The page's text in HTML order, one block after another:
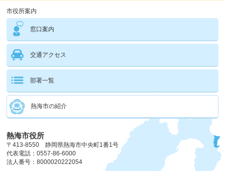
市役所案内
窓口案内
交通アクセス
部署一覧
熱海市の紹介
熱海市役所
〒413-8550 静岡県熱海市中央町1番1号
代表電話：0557-86-6000
法人番号：8000020222054